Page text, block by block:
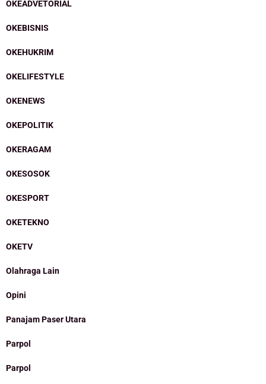
OKEADVETORIAL
OKEBISNIS
OKEHUKRIM
OKELIFESTYLE
OKENEWS
OKEPOLITIK
OKERAGAM
OKESOSOK
OKESPORT
OKETEKNO
OKETV
Olahraga Lain
Opini
Panajam Paser Utara
Parpol
Parpol